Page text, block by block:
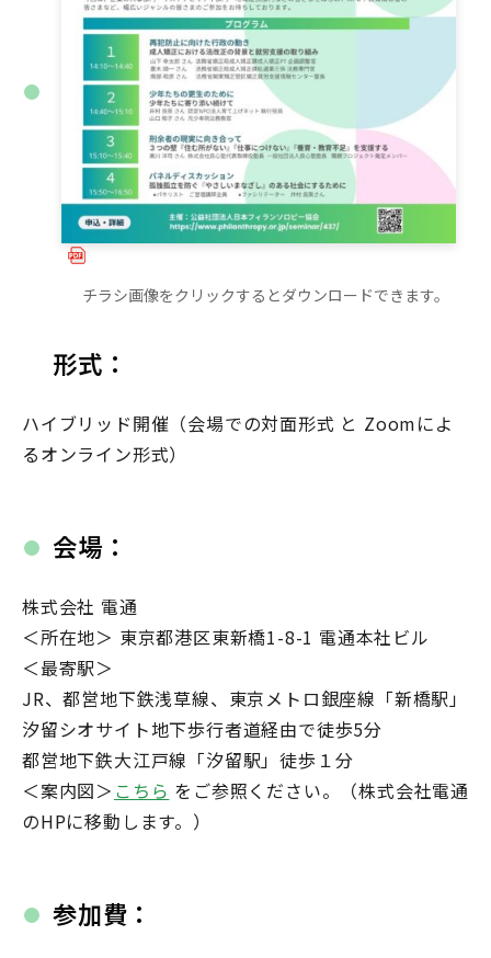
チラシ画像をクリックするとダウンロードできます。
形式：
ハイブリッド開催（会場での対面形式 と Zoomによ
るオンライン形式）
会場：
株式会社 電通
＜所在地＞ 東京都港区東新橋1-8-1 電通本社ビル
＜最寄駅＞
JR、都営地下鉄浅草線、東京メトロ銀座線「新橋駅」
汐留シオサイト地下歩行者道経由で徒歩5分
都営地下鉄大江戸線「汐留駅」徒歩１分
＜案内図＞ こちら をご参照ください。（株式会社電通
のHPに移動します。）
参加費：